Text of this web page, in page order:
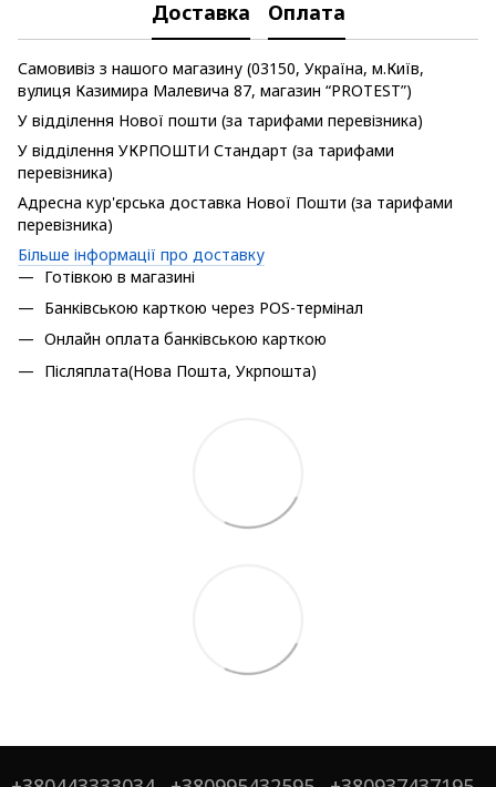
Доставка Оплата
Самовивіз з нашого магазину (03150, Україна, м.Київ,
вулиця Казимира Малевича 87, магазин “PROTEST”)
У відділення Нової пошти (за тарифами перевізника)
У відділення УКРПОШТИ Стандарт (за тарифами
перевізника)
Адресна кур'єрська доставка Нової Пошти (за тарифами
перевізника)
Більше інформації про доставку
Готівкою в магазині
Банківською карткою через POS-термінал
Онлайн оплата банківською карткою
Післяплата(Нова Пошта, Укрпошта)